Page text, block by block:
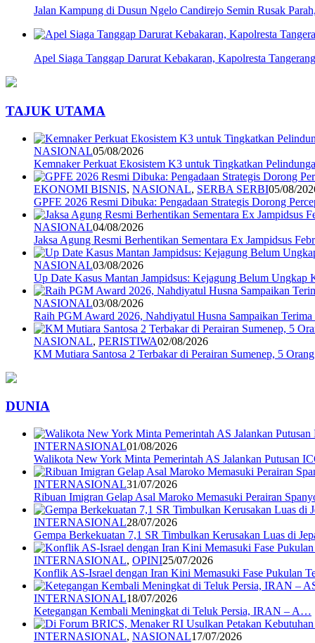
Jalan Kampung di Dusun Ngelo Candirejo Semin Rusak
Apel Siaga Tanggap Darurat Kebakaran, Kapolresta
TAJUK UTAMA
NASIONAL05/08/2026
Kemnaker Perkuat Ekosistem K3 untuk Tingkatkan
EKONOMI BISNIS, NASIONAL, SERBA SERBI05/08/
GPFE 2026 Resmi Dibuka: Pengadaan Strategis Dorong
NASIONAL04/08/2026
Jaksa Agung Resmi Berhentikan Sementara Ex Jampidsus
NASIONAL03/08/2026
Up Date Kasus Mantan Jampidsus: Kejagung Belum Ungkap
NASIONAL03/08/2026
Raih PGM Award 2026, Nahdiyatul Husna Sampaikan
NASIONAL, PERISTIWA02/08/2026
KM Mutiara Santosa 2 Terbakar di Perairan Sumenep, 5
DUNIA
INTERNASIONAL01/08/2026
Walikota New York Minta Pemerintah AS Jalankan Putusan
INTERNASIONAL31/07/2026
Ribuan Imigran Gelap Asal Maroko Memasuki Perairan
INTERNASIONAL28/07/2026
Gempa Berkekuatan 7,1 SR Timbulkan Kerusakan Luas di
INTERNASIONAL, OPINI25/07/2026
Konflik AS-Israel dengan Iran Kini Memasuki Fase Pukulan
INTERNASIONAL18/07/2026
Ketegangan Kembali Meningkat di Teluk Persia, IRAN – A…
INTERNASIONAL, NASIONAL17/07/2026